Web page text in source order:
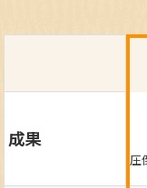
成果
圧